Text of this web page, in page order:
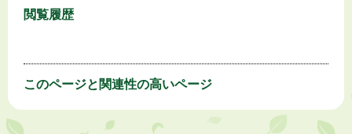
閲覧履歴
このページと 関連性の高いページ